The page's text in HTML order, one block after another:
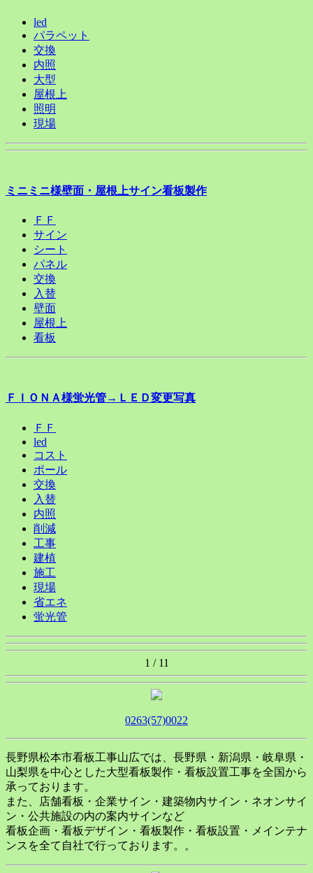
led
パラペット
交換
内照
大型
屋根上
照明
現場
ミニミニ様壁面・屋根上サイン看板製作
ＦＦ
サイン
シート
パネル
交換
入替
壁面
屋根上
看板
ＦＩＯＮＡ様蛍光管→ＬＥＤ変更写真
ＦＦ
led
コスト
ポール
交換
入替
内照
削減
工事
建植
施工
現場
省エネ
蛍光管
1 / 11
0263(57)0022
長野県松本市看板工事山広では、長野県・新潟県・岐阜県・
山梨県を中心とした大型看板製作・看板設置工事を全国から
承っております。
また、店舗看板・企業サイン・建築物内サイン・ネオンサイ
ン・公共施設の内の案内サインなど
看板企画・看板デザイン・看板製作・看板設置・メインテナ
ンスを全て自社で行っております。。